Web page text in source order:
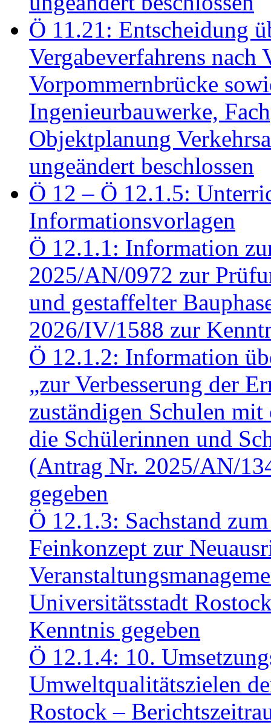
Ö 11.21: Entscheidung
Vergabeverfahrens
Vorpommernbrücke
Ingenieurbauwerke,
Objektplanung
ungeändert beschlossen
Ö 12 – Ö 12.1.5:
Informationsvorlagen
Ö 12.1.1: Information
2025/AN/0972 zur
und gestaffelter
2026/IV/1588 zur
Ö 12.1.2: Information
„zur Verbesserung der
zuständigen Schulen
die Schülerinnen und
(Antrag Nr. 2025/AN/
gegeben
Ö 12.1.3: Sachstand
Feinkonzept zur
Universitätsstadt
Kenntnis gegeben
Ö 12.1.4: 10.
Umweltqualitätszielen
Rostock –